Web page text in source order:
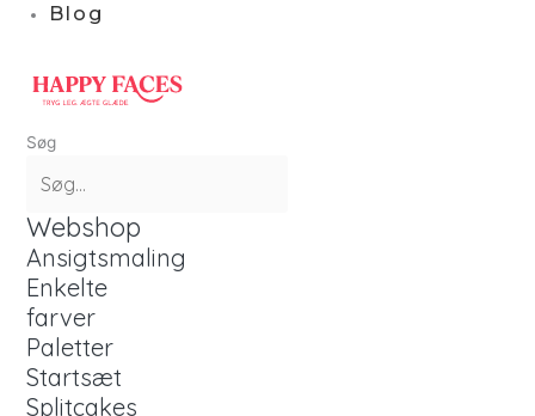
Blog
Søg
Webshop
Ansigtsmaling
Enkelte
farver
Paletter
Startsæt
Splitcakes